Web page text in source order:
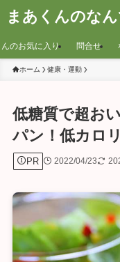
まあくんのなん
のお気に入り 問合せ
ホーム 健康・運動
低糖質で超お
パン！低カロ
PR 2022/04/23